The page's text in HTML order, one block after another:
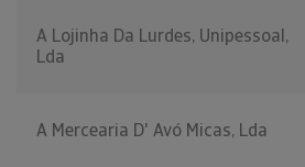
A Lojinha Da Lurdes, Unipessoal,
Lda
A Mercearia D' Avó Micas, Lda